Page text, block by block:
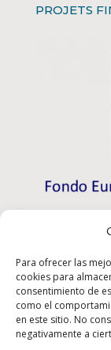
Para ofrecer las
cookies para
consentimiento de
como el
en este sitio. No
negativamente a
PROJETS